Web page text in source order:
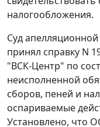
налогообложения.
Суд
принял справку N
"ВСК-Центр" по
неисполненной
сборов, пеней и
оспариваемые
Установлено, что